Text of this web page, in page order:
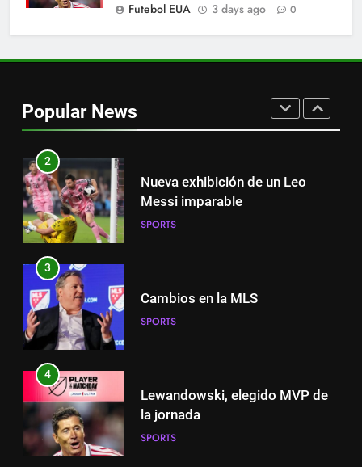
Futebol EUA
3 days ago 0
Popular News
SPORTS
el partido de Lewandowski
2
Nueva exhibición de un Leo
Messi imparable
SPORTS
3
Cambios en la MLS
SPORTS
4
Lewandowski, elegido MVP de
la jornada
SPORTS